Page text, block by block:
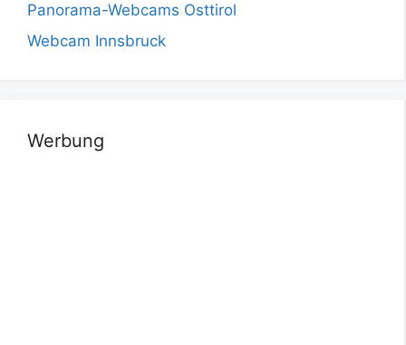
Panorama-Webcams Osttirol
Webcam Innsbruck
Werbung